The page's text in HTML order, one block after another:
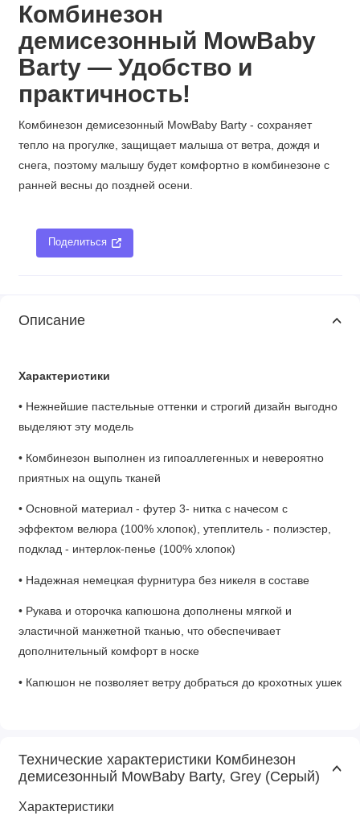
Комбинезон
демисезонный MowBaby
Barty — Удобство и
практичность!
Комбинезон демисезонный MowBaby Barty - сохраняет
тепло на прогулке, защищает малыша от ветра, дождя и
снега, поэтому малышу будет комфортно в комбинезоне с
ранней весны до поздней осени.
Поделиться
Описание
Характеристики
• Нежнейшие пастельные оттенки и строгий дизайн выгодно
выделяют эту модель
• Комбинезон выполнен из гипоаллегенных и невероятно
приятных на ощупь тканей
• Основной материал - футер 3- нитка с начесом с
эффектом велюра (100% хлопок), утеплитель - полиэстер,
подклад - интерлок-пенье (100% хлопок)
• Надежная немецкая фурнитура без никеля в составе
• Рукава и оторочка капюшона дополнены мягкой и
эластичной манжетной тканью, что обеспечивает
дополнительный комфорт в носке
• Капюшон не позволяет ветру добраться до крохотных ушек
• Сразу две молнии позволяют быстро и без труда одеть/
раздеть малыша
• Кнопочки под горловиной выступают в качестве
Технические характеристики Комбинезон
демисезонный MowBaby Barty, Grey (Серый)
Характеристики